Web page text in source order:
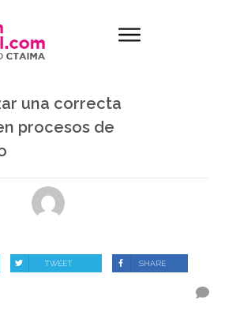
una correcta
procesos de
TWEET SHARE